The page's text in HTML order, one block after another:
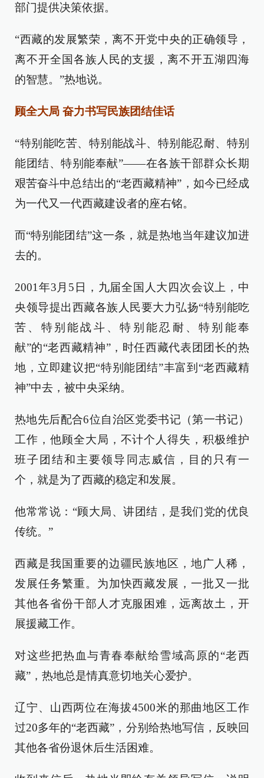
部门提供决策依据。
“西藏的发展繁荣，离不开党中央的正确领导，
离不开全国各族人民的支援，离不开五湖四海
的智慧。”热地说。
顾全大局 奋力书写民族团结佳话
“特别能吃苦、特别能战斗、特别能忍耐、特别
能团结、特别能奉献”——在各族干部群众长期
艰苦奋斗中总结出的“老西藏精神”，如今已经成
为一代又一代西藏建设者的座右铭。
而“特别能团结”这一条，就是热地当年建议加进
去的。
2001年3月5日，九届全国人大四次会议上，中
央领导提出西藏各族人民要大力弘扬“特别能吃
苦、特别能战斗、特别能忍耐、特别能奉
献”的“老西藏精神”，时任西藏代表团团长的热
地，立即建议把“特别能团结”丰富到“老西藏精
神”中去，被中央采纳。
热地先后配合6位自治区党委书记（第一书记）
工作，他顾全大局，不计个人得失，积极维护
班子团结和主要领导同志威信，目的只有一
个，就是为了西藏的稳定和发展。
他常常说：“顾大局、讲团结，是我们党的优良
传统。”
西藏是我国重要的边疆民族地区，地广人稀，
发展任务繁重。为加快西藏发展，一批又一批
其他各省份干部人才克服困难，远离故土，开
展援藏工作。
对这些把热血与青春奉献给雪域高原的“老西
藏”，热地总是情真意切地关心爱护。
辽宁、山西两位在海拔4500米的那曲地区工作
过20多年的“老西藏”，分别给热地写信，反映回
其他各省份退休后生活困难。